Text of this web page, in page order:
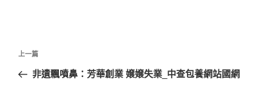
文
導
上
一
上一篇
非遺飄噴鼻：芳華創業 嬢嬢失業_中查包養網站國網